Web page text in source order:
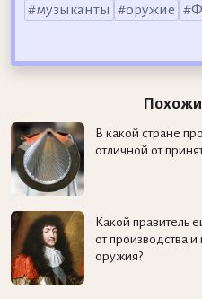
музыканты
оружие
В какой стране
отличной от
Какой правитель
от производства
оружия?